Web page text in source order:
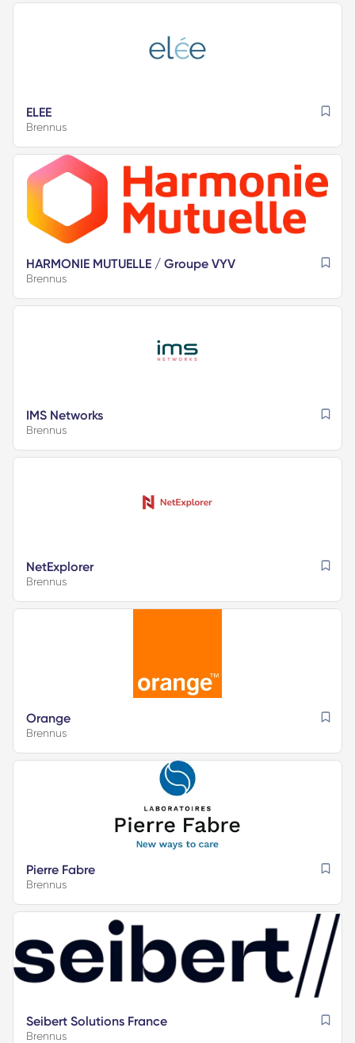
ELEE
Brennus
HARMONIE MUTUELLE / Groupe VYV
Brennus
IMS Networks
Brennus
NetExplorer
Brennus
Orange
Brennus
Pierre Fabre
Brennus
Seibert Solutions France
Brennus